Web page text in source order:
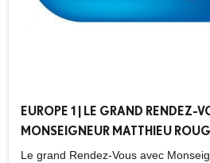
EUROPE 1 | LE GRAND RENDEZ-
MONSEIGNEUR MATTHIEU
Le grand Rendez-Vous avec